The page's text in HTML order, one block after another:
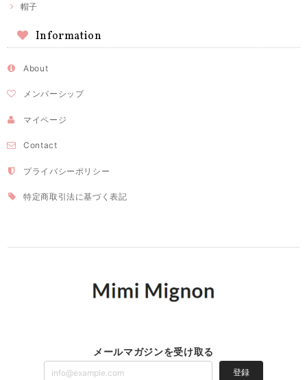
帽子
Information
About
メンバーシップ
マイページ
Contact
プライバシーポリシー
特定商取引法に基づく表記
メールマガジンを受け取る
登録